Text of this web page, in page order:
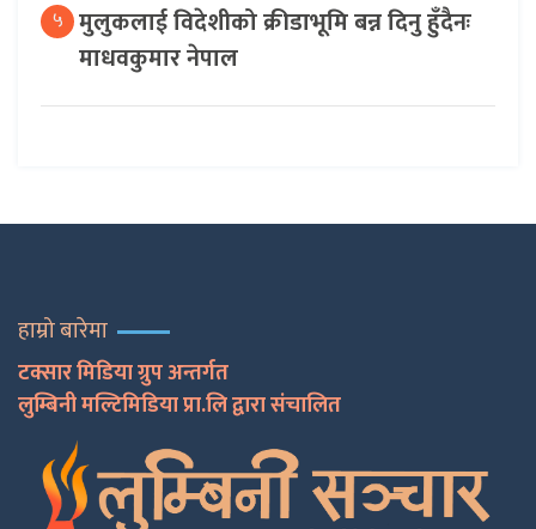
५ मुलुकलाई विदेशीको क्रीडाभूमि बन्न दिनु हुँदैनः
माधवकुमार नेपाल
हाम्रो बारेमा
टक्सार मिडिया ग्रुप अन्तर्गत
लुम्बिनी मल्टिमिडिया प्रा.लि द्वारा संचालित